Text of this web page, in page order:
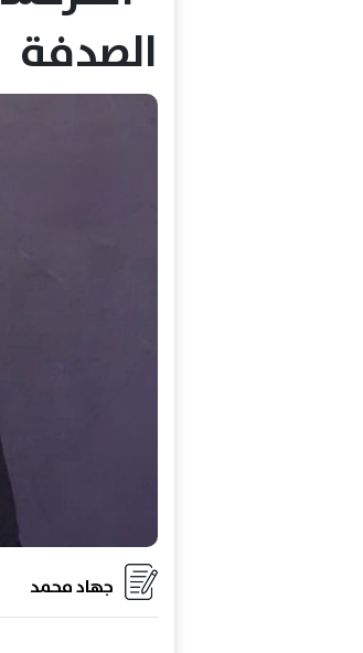
الصدفة
جهاد محمد